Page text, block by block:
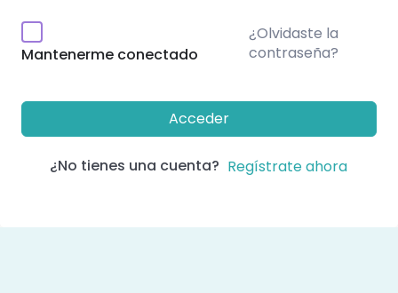
Mantenerme conectado
¿Olvidaste la
contraseña?
Acceder
¿No tienes una cuenta? Regístrate ahora